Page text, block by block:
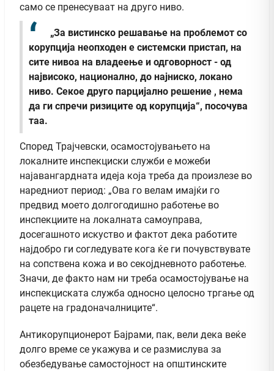
само се пренесуваат на друго ниво.
„За вистинско решавање на проблемот со
корупција неопходен е системски пристап, на
сите нивоа на владеење и одговорност - од
највисоко, национално, до најниско, локано
ниво. Секое друго парцијално решение , нема
да ги спречи ризиците од корупција“, посочува
таа.
Според Трајчевски, осамостојувањето на
локалните инспекциски служби е можеби
најавангардната идеја која треба да произлезе во
наредниот период: „Ова го велам имајќи го
предвид моето долгогодишно работење во
инспекциите на локалната самоуправа,
досегашното искуство и фактот дека работите
најдобро ги согледувате кога ќе ги почувствувате
на сопствена кожа и во секојдневното работење.
Значи, де факто нам ни треба осамостојување на
инспекциската служба односно целосно тргање од
рацете на градоначалниците“.
Антикорупционерот Бајрами, пак, вели дека веќе
долго време се укажува и се размислува за
обезбедување самостојност на општинските